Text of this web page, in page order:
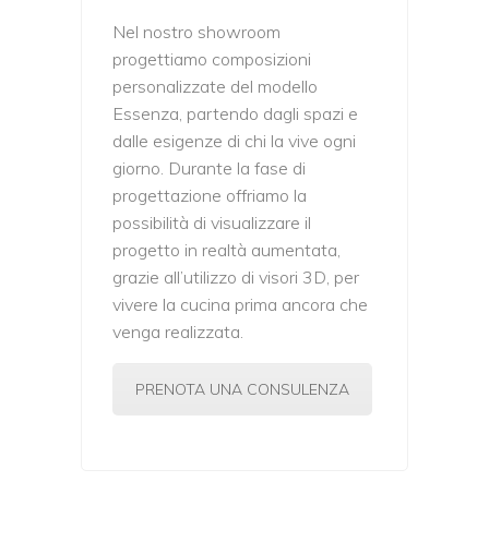
Nel nostro showroom
progettiamo composizioni
personalizzate del modello
Essenza, partendo dagli spazi e
dalle esigenze di chi la vive ogni
giorno. Durante la fase di
progettazione offriamo la
possibilità di visualizzare il
progetto in realtà aumentata,
grazie all’utilizzo di visori 3D, per
vivere la cucina prima ancora che
venga realizzata.
PRENOTA UNA CONSULENZA